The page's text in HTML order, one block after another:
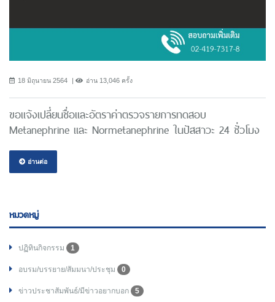
18 มิถุนายน 2564 อ่าน 13,046 ครั้ง
ขอแจ้งเปลี่ยนชื่อและอัตราค่าตรวจรายการทดสอบ
Metanephrine และ Normetanephrine ในปัสสาวะ 24 ชั่วโมง
อ่านต่อ
หมวดหมู่
ปฏิทินกิจกรรม 1
อบรม/บรรยาย/สัมมนา/ประชุม 0
ข่าวประชาสัมพันธ์/มีข่าวอยากบอก 5